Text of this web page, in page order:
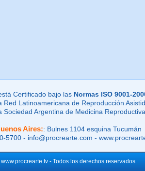
Certificado bajo las Normas ISO 9001-
Red Latinoamericana de Reproducción
Sociedad Argentina de Medicina
Aires:: Bulnes 1104 esquina Tucumán
5700 - info@procrearte.com -
- Todos los derechos reservados.